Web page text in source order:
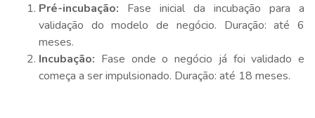
Pré-incubação: Fase inicial da incubação para a
validação do modelo de negócio. Duração: até 6
meses.
Incubação: Fase onde o negócio já foi validado e
começa a ser impulsionado. Duração: até 18 meses.